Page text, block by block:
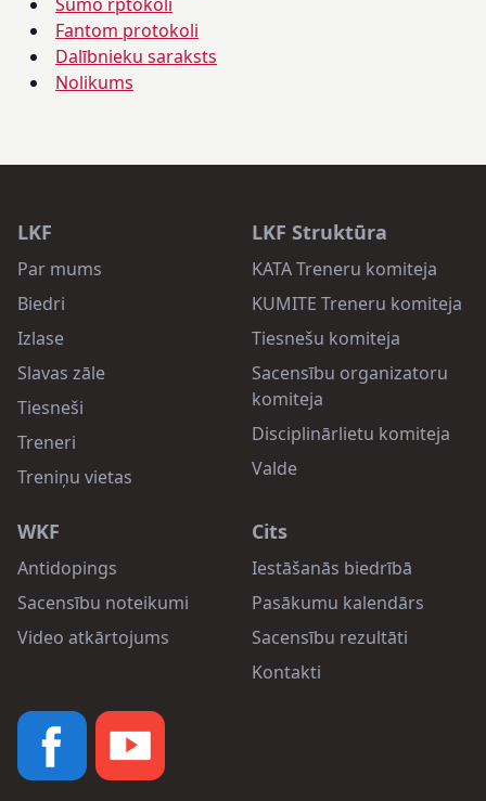
Fantom protokoli
Dalībnieku saraksts
Nolikums
LKF
Par mums
Biedri
Izlase
Slavas zāle
Tiesneši
Treneri
Treniņu vietas
LKF Struktūra
KATA Treneru komiteja
KUMITE Treneru komiteja
Tiesnešu komiteja
Sacensību organizatoru
komiteja
Disciplinārlietu komiteja
Valde
WKF
Antidopings
Sacensību noteikumi
Video atkārtojums
Cits
Iestāšanās biedrībā
Pasākumu kalendārs
Sacensību rezultāti
Kontakti